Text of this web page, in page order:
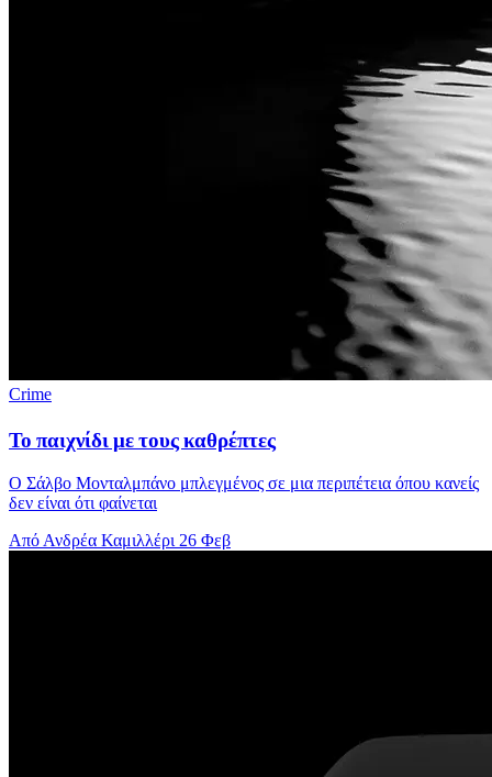
Crime
Το παιχνίδι με τους καθρέπτες
Ο Σάλβο Μονταλμπάνο μπλεγμένος σε μια περιπέτεια όπου κανείς
δεν είναι ότι φαίνεται
Από Ανδρέα Καμιλλέρι 26 Φεβ